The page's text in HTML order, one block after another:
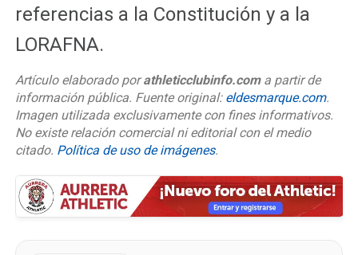
referencias a la Constitución y a la
LORAFNA.
Artículo elaborado porathleticclubinfo.coma partir de
información pública. Fuente original: eldesmarque.com.
Imagen utilizada exclusivamente con fines informativos.
No existe relación comercial ni editorial con el medio
citado. Política de uso de imágenes.